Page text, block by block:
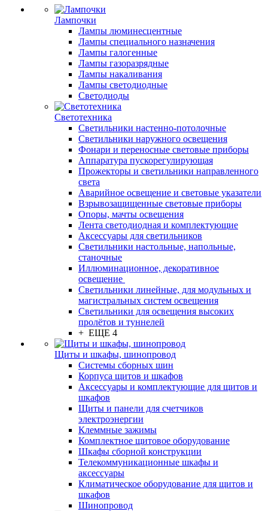
Лампочки
Лампы люминесцентные
Лампы специального назначения
Лампы галогенные
Лампы газоразрядные
Лампы накаливания
Лампы светодиодные
Светодиоды
Светотехника
Светильники настенно-потолочные
Светильники наружного освещения
Фонари и переносные световые приборы
Аппаратура пускорегулирующая
Прожекторы и светильники направленного
света
Аварийное освещение и световые указатели
Взрывозащищенные световые приборы
Опоры, мачты освещения
Лента светодиодная и комплектующие
Аксессуары для светильников
Светильники настольные, напольные,
станочные
Иллюминационное, декоративное
освещение
Светильники линейные, для модульных и
магистральных систем освещения
Светильники для освещения высоких
пролётов и туннелей
+ ЕЩЕ 4
Щиты и шкафы, шинопровод
Системы сборных шин
Корпуса щитов и шкафов
Аксессуары и комплектующие для щитов и
шкафов
Щиты и панели для счетчиков
электроэнергии
Клеммные зажимы
Комплектное щитовое оборудование
Шкафы сборной конструкции
Телекоммуникационные шкафы и
аксессуары
Климатическое оборудование для щитов и
шкафов
Шинопровод